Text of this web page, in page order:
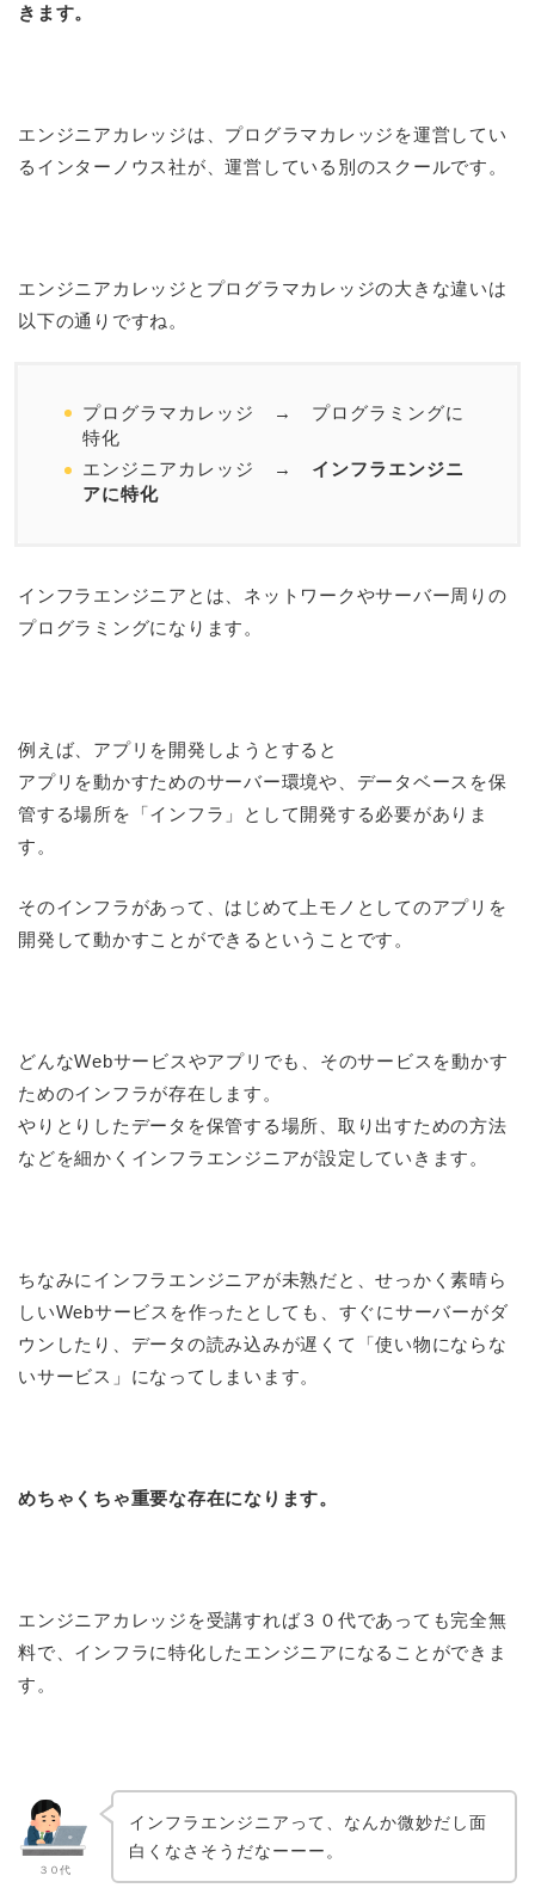
きます。
エンジニアカレッジは、プログラマカレッジを運営してい
るインターノウス社が、運営している別のスクールです。
エンジニアカレッジとプログラマカレッジの大きな違いは
以下の通りですね。
プログラマカレッジ → プログラミングに
特化
エンジニアカレッジ → インフラエンジニ
アに特化
インフラエンジニアとは、ネットワークやサーバー周りの
プログラミングになります。
例えば、アプリを開発しようとすると
アプリを動かすためのサーバー環境や、データベースを保
管する場所を「インフラ」として開発する必要がありま
す。
そのインフラがあって、はじめて上モノとしてのアプリを
開発して動かすことができるということです。
どんなWebサービスやアプリでも、そのサービスを動かす
ためのインフラが存在します。
やりとりしたデータを保管する場所、取り出すための方法
などを細かくインフラエンジニアが設定していきます。
ちなみにインフラエンジニアが未熟だと、せっかく素晴ら
しいWebサービスを作ったとしても、すぐにサーバーがダ
ウンしたり、データの読み込みが遅くて「使い物にならな
いサービス」になってしまいます。
めちゃくちゃ重要な存在になります。
エンジニアカレッジを受講すれば３０代であっても完全無
料で、インフラに特化したエンジニアになることができま
す。
３０代
インフラエンジニアって、なんか微妙だし面
白くなさそうだなーーー。